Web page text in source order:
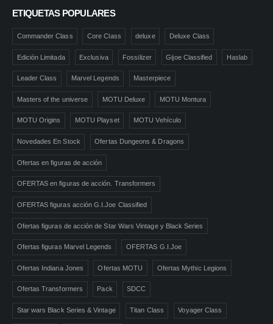
ETIQUETAS POPULARES
Commander Class Core Class deluxe Deluxe Class
Edición Limitada Exclusiva Fossilizer Gijoe Classified Haslab
Leader Class Marvel Legends Masterpiece
Masters of the universe MOTU Deluxe MOTU Montura
MOTU Origins MOTU Playset MOTU Vehículo
Novedades En Stock Ofertas Dungeons & Dragons
Ofertas en figuras de acción
OFERTAS en figuras de acción. Transformers
OFERTAS figuras acción G.I.Joe Classified
Ofertas figuras de acción de Star Wars Vintage y Black Series
Ofertas figuras Marvel Legends OFERTAS G.I.Joe
Ofertas Indiana Jones Ofertas MOTU Ofertas Mythic Legions
Ofertas Transformers Pack SDCC
Star wars Black Series & Vintage Titan Class Voyager Class